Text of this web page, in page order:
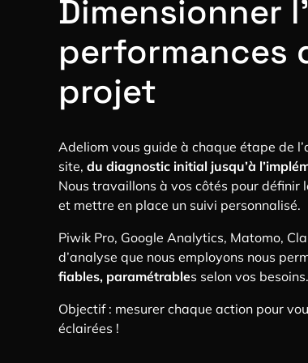
Dimensionner
performances
projet
Adeliom vous guide à chaque étape de
site, du diagnostic initial jusqu’à
Nous travaillons à vos côtés pour définir
et mettre en place un suivi personnalisé.
Piwik Pro, Google Analytics, Matomo,
d’analyse que nous employons nous
fiables, paramétrables selon vos besoins.
Objectif : mesurer chaque action pour
éclairées !